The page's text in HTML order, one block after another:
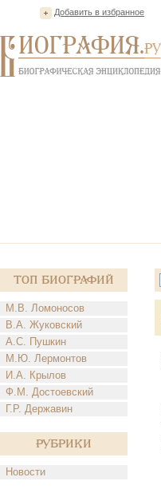
Добавить в избранное
Топ Биографий
М.В. Ломоносов
В.А. Жуковский
А.С. Пушкин
М.Ю. Лермонтов
И.А. Крылов
Ф.М. Достоевский
Г.Р. Державин
Рубрики
Новости